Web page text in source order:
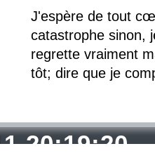
J'espère de tout
catastrophe sinon,
regrette vraiment
tôt; dire que je
20:19:20